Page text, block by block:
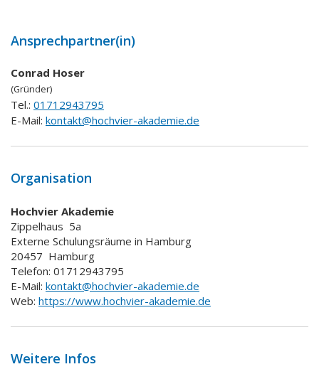
Ansprechpartner(in)
Conrad Hoser
(Gründer)
Tel.: 01712943795
E-Mail: kontakt@hochvier-akademie.de
Organisation
Hochvier Akademie
Zippelhaus 5a
Externe Schulungsräume in Hamburg
20457 Hamburg
Telefon: 01712943795
E-Mail: kontakt@hochvier-akademie.de
Web: https://www.hochvier-akademie.de
Weitere Infos